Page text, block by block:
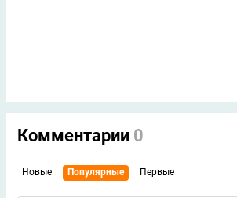
Комментарии 0
Новые Популярные Первые